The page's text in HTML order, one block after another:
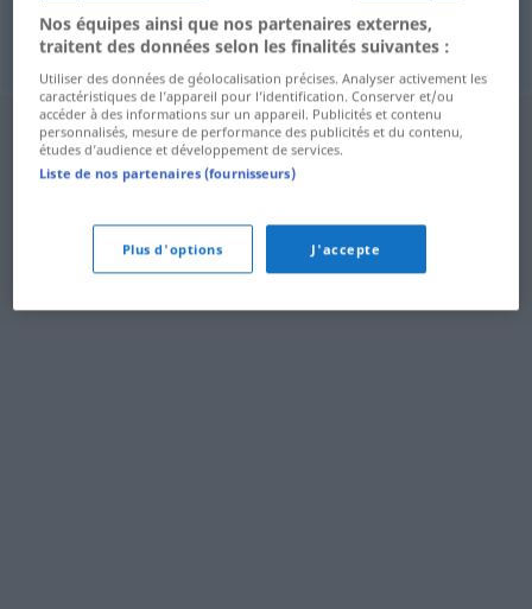
Absolventinf absolvent
Nos équipes ainsi que nos partenaires externes,
traitent des données selon les finalités suivantes :
Utiliser des données de géolocalisation précises. Analyser activement les
caractéristiques de l’appareil pour l’identification. Conserver et/ou
accéder à des informations sur un appareil. Publicités et contenu
personnalisés, mesure de performance des publicités et du contenu,
études d’audience et développement de services.
Liste de nos partenaires (fournisseurs)
Plus d'options J'accepte